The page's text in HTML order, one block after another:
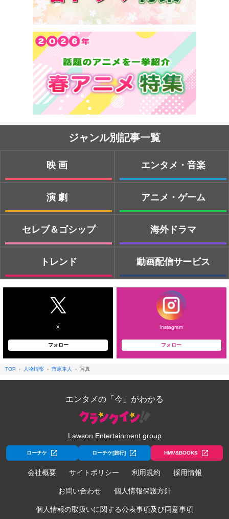
ジャンル別記事一覧
映画
演劇
セレブ＆ゴシップ
トレンド
エンタメ・音楽
アニメ・ゲーム
海外ドラマ
動画配信サービス
X
フォロー
Instagram
フォロー
TOP 人物情報 市原隼人 写真
エンタメの「今」がわかる
Lawson Entertainment group
ローチケ ローチケ[旅行] HMV&BOOKS
会社概要 サイトポリシー 利用規約 採用情報
お問い合わせ 個人情報保護方針
個人情報の取扱いに関する公表事項及び同意事項